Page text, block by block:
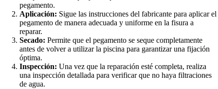
pegamento.
Aplicación: Sigue las instrucciones del fabricante para aplicar el
pegamento de manera adecuada y uniforme en la fisura a
reparar.
Secado: Permite que el pegamento se seque completamente
antes de volver a utilizar la piscina para garantizar una fijación
óptima.
Inspección: Una vez que la reparación esté completa, realiza
una inspección detallada para verificar que no haya filtraciones
de agua.